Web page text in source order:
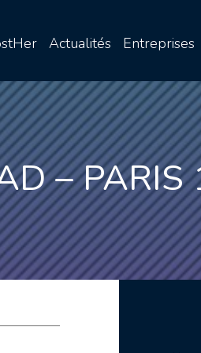
Actualités Entreprises
– PARIS